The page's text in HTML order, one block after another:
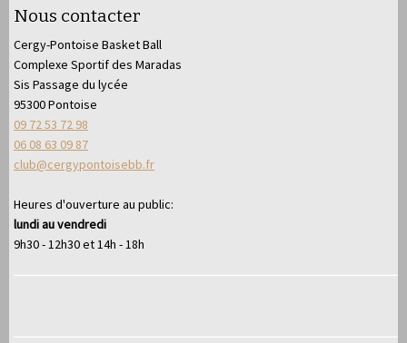
Nous contacter
Cergy-Pontoise Basket Ball
Complexe Sportif des Maradas
Sis Passage du lycée
95300 Pontoise
09 72 53 72 98
06 08 63 09 87
club@cergypontoisebb.fr
Heures d'ouverture au public:
lundi au vendredi
9h30 - 12h30 et 14h - 18h